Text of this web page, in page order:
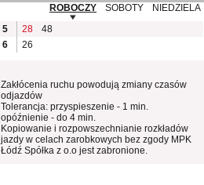
ROBOCZY
SOBOTY
NIEDZIELA
5
28
48
6
26
Zakłócenia ruchu powodują zmiany czasów
odjazdów
Tolerancja: przyspieszenie - 1 min.
opóźnienie - do 4 min.
Kopiowanie i rozpowszechnianie rozkładów
jazdy w celach zarobkowych bez zgody MPK
Łódź Spółka z o.o jest zabronione.